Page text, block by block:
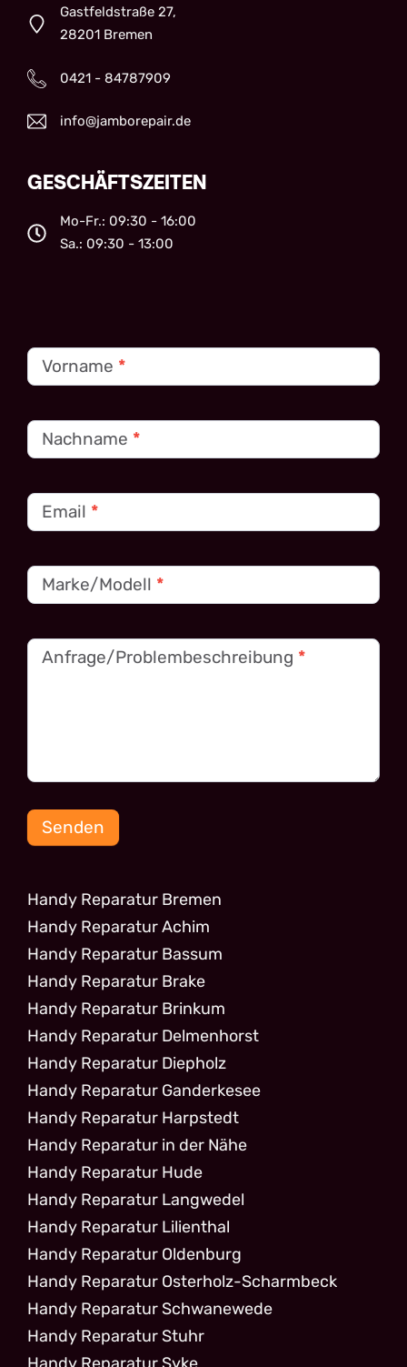
Gastfeldstraße 27,
28201 Bremen
0421 - 84787909
info@jamborepair.de
GESCHÄFTSZEITEN
Mo-Fr.: 09:30 - 16:00
Sa.: 09:30 - 13:00
Kontakt
Vorname *
Nachname *
Email *
Marke/Modell *
Anfrage/Problembeschreibung *
Senden
Handy Reparatur Bremen
Handy Reparatur Achim
Handy Reparatur Bassum
Handy Reparatur Brake
Handy Reparatur Brinkum
Handy Reparatur Delmenhorst
Handy Reparatur Diepholz
Handy Reparatur Ganderkesee
Handy Reparatur Harpstedt
Handy Reparatur in der Nähe
Handy Reparatur Hude
Handy Reparatur Langwedel
Handy Reparatur Lilienthal
Handy Reparatur Oldenburg
Handy Reparatur Osterholz-Scharmbeck
Handy Reparatur Schwanewede
Handy Reparatur Stuhr